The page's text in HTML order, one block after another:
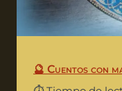
🔮 Cuentos con